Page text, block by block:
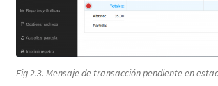
Fig 2.3. Mensaje de transacción pendiente en